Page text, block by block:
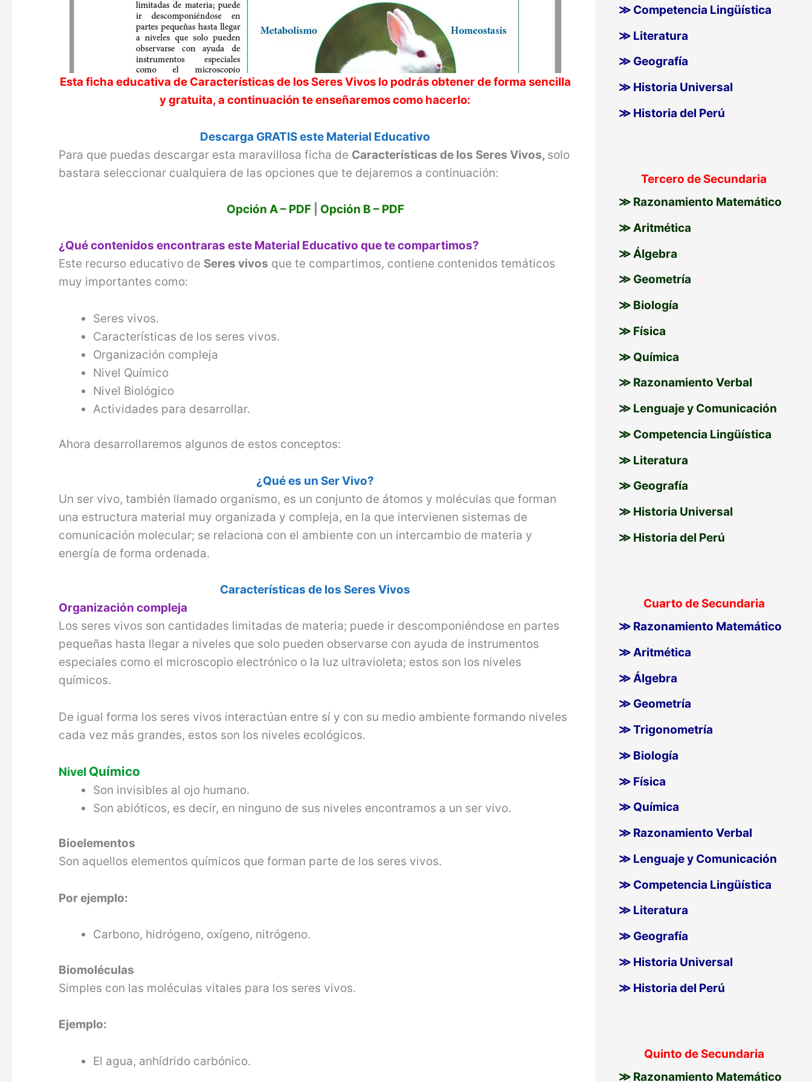
Esta ficha educativa de Características de los Seres Vivoslo podrás obtener de forma sencilla
y gratuita, a continuación te enseñaremos como hacerlo:
Descarga GRATIS este Material Educativo
Para que puedas descargar esta maravillosa ficha de Características de los Seres Vivos, solo
bastara seleccionar cualquiera de las opciones que te dejaremos a continuación:
Opción A – PDF| Opción B – PDF
¿Qué contenidos encontraras este Material Educativo que te compartimos?
Este recurso educativo de Seres vivos que te compartimos, contiene contenidos temáticos
muy importantes como:
Seres vivos.
Características de los seres vivos.
Organización compleja
Nivel Químico
Nivel Biológico
Actividades para desarrollar.
Ahora desarrollaremos algunos de estos conceptos:
¿Qué es un Ser Vivo?
Un ser vivo, también llamado organismo, es un conjunto de átomos y moléculas que forman
una estructura material muy organizada y compleja, en la que intervienen sistemas de
comunicación molecular; se relaciona con el ambiente con un intercambio de materia y
energía de forma ordenada.
Características de los Seres Vivos
Organización compleja
Los seres vivos son cantidades limitadas de materia; puede ir descomponiéndose en partes
pequeñas hasta llegar a niveles que solo pueden observarse con ayuda de instrumentos
especiales como el microscopio electrónico o la luz ultravioleta; estos son los niveles
químicos.
De igual forma los seres vivos interactúan entre sí y con su medio ambiente formando niveles
cada vez más grandes, estos son los niveles ecológicos.
Nivel Químico
Son invisibles al ojo humano.
Son abióticos, es decir, en ninguno de sus niveles encontramos a un ser vivo.
Bioelementos
Son aquellos elementos químicos que forman parte de los seres vivos.
Por ejemplo:
Carbono, hidrógeno, oxígeno, nitrógeno.
Biomoléculas
Simples con las moléculas vitales para los seres vivos.
Ejemplo:
El agua, anhídrido carbónico.
≫ Competencia Lingüística
≫ Literatura
≫ Geografía
≫ Historia Universal
≫ Historia del Perú
Tercero de Secundaria
≫ Razonamiento Matemático
≫ Aritmética
≫ Álgebra
≫ Geometría
≫ Biología
≫ Física
≫ Química
≫ Razonamiento Verbal
≫ Lenguaje y Comunicación
≫ Competencia Lingüística
≫ Literatura
≫ Geografía
≫ Historia Universal
≫ Historia del Perú
Cuarto de Secundaria
≫ Razonamiento Matemático
≫ Aritmética
≫ Álgebra
≫ Geometría
≫ Trigonometría
≫ Biología
≫ Física
≫ Química
≫ Razonamiento Verbal
≫ Lenguaje y Comunicación
≫ Competencia Lingüística
≫ Literatura
≫ Geografía
≫ Historia Universal
≫ Historia del Perú
Quinto de Secundaria
≫ Razonamiento Matemático